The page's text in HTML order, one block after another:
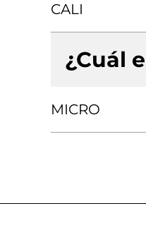
CALI
¿Cuál
MICRO